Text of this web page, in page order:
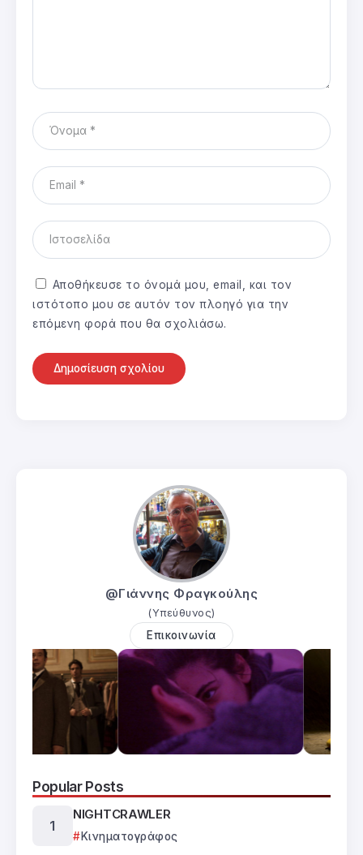
Αποθήκευσε το όνομά μου, email, και τον
ιστότοπο μου σε αυτόν τον πλοηγό για την
επόμενη φορά που θα σχολιάσω.
@Γιάννης Φραγκούλης
(Υπεύθυνος)
Επικοινωνία
Popular Posts
NIGHTCRAWLER
Κινηματογράφος